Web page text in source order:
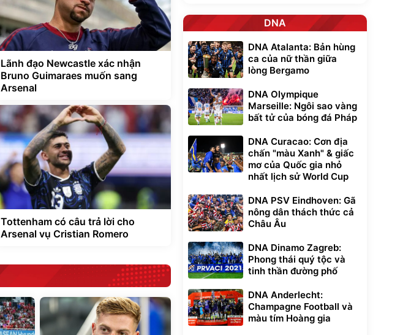
Lãnh đạo Newcastle xác nhận
Bruno Guimaraes muốn sang
Arsenal
Tottenham có câu trả lời cho
Arsenal vụ Cristian Romero
DNA
DNA Atalanta: Bản hùng
ca của nữ thần giữa
lòng Bergamo
DNA Olympique
Marseille: Ngôi sao vàng
bất tử của bóng đá Pháp
DNA Curacao: Cơn địa
chấn "màu Xanh" & giấc
mơ của Quốc gia nhỏ
nhất lịch sử World Cup
DNA PSV Eindhoven: Gã
nông dân thách thức cả
Châu Âu
DNA Dinamo Zagreb:
Phong thái quý tộc và
tinh thần đường phố
DNA Anderlecht:
Champagne Football và
màu tím Hoàng gia